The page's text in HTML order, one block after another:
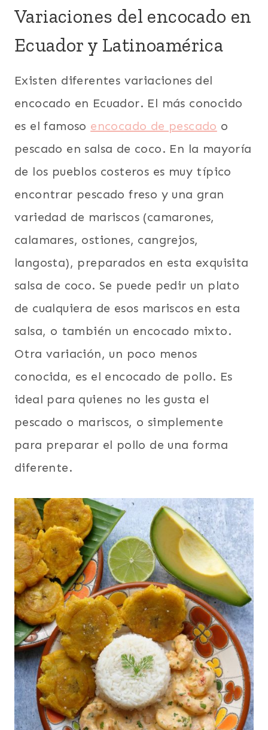
Variaciones del encocado en
Ecuador y Latinoamérica
Existen diferentes variaciones del
encocado en Ecuador. El más conocido
es el famoso encocado de pescado o
pescado en salsa de coco. En la mayoría
de los pueblos costeros es muy típico
encontrar pescado freso y una gran
variedad de mariscos (camarones,
calamares, ostiones, cangrejos,
langosta), preparados en esta exquisita
salsa de coco. Se puede pedir un plato
de cualquiera de esos mariscos en esta
salsa, o también un encocado mixto.
Otra variación, un poco menos
conocida, es el encocado de pollo. Es
ideal para quienes no les gusta el
pescado o mariscos, o simplemente
para preparar el pollo de una forma
diferente.